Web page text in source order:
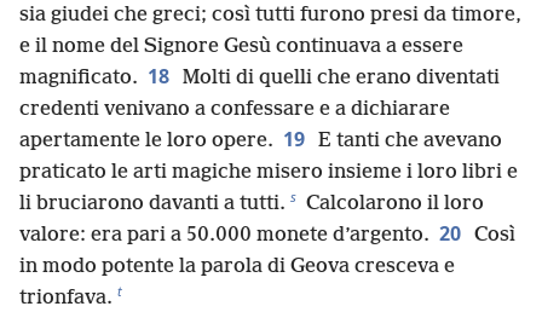
sia giudei che greci; così tutti furono presi da timore,
e il nome del Signore Gesù continuava a essere
magnificato. 18 Molti di quelli che erano diventati
credenti venivano a confessare e a dichiarare
apertamente le loro opere. 19 E tanti che avevano
praticato le arti magiche misero insieme i loro libri e
li bruciarono davanti a tutti. s Calcolarono il loro
valore: era pari a 50.000 monete d’argento. 20 Così
in modo potente la parola di Geova cresceva e
trionfava. t